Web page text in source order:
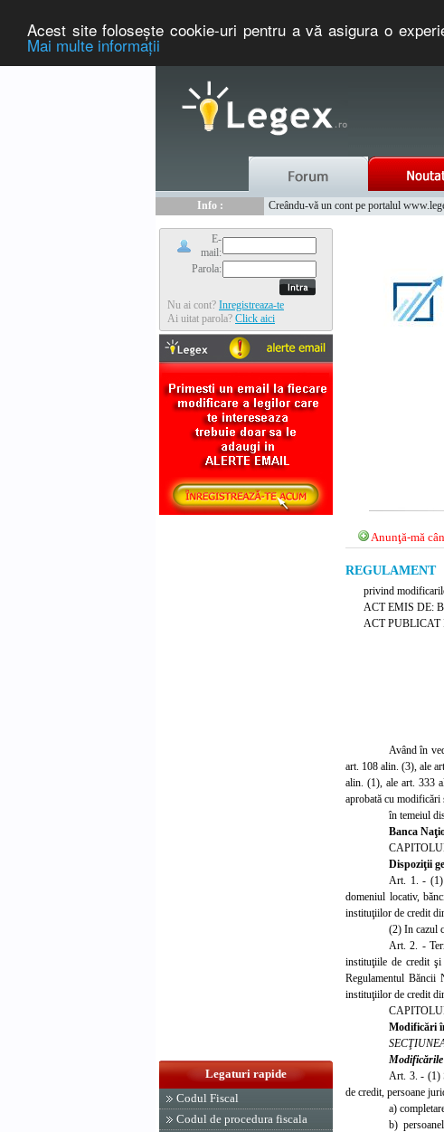
Acest site foloseşte cookie-uri pentru a vă asigura o
Mai multe informaţii
Info :
Creându-vă un cont pe portalul
E-
mail:
Parola:
Nu ai cont? Inregistreaza-te
Ai uitat parola? Click aici
Legaturi rapide
Codul Fiscal
Codul de procedura fiscala
Anunţă-mă
REGULAMENT
privind
ACT EMIS DE:
ACT PUBLICAT
Având în
art. 108 alin. (3), ale
alin. (1), ale art. 333
aprobată cu modificări
în temeiul
Banca
Dispoziţii
Art. 1. - (1)
domeniul locativ,
instituţiilor de credit
(2) In cazul
Art. 2. -
instituţiile de credit şi
Regulamentul Băncii
instituţiilor de credit
Modificări
Art. 3. - (1)
de credit, persoane
a)
b)